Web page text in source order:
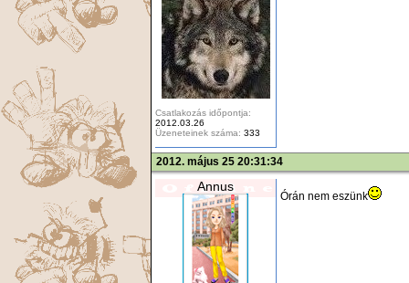
Csatlakozás időpontja:
2012.03.26
Üzeneteinek száma: 333
2012. május 25 20:31:34
Annus
Órán nem eszünk